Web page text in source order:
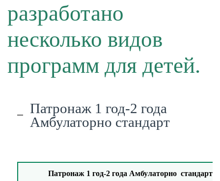
разработано
несколько видов
программ для детей.
Патронаж 1 год-2 года
Амбулаторно стандарт
Патронаж 1 год-2 года Амбулаторно стандарт